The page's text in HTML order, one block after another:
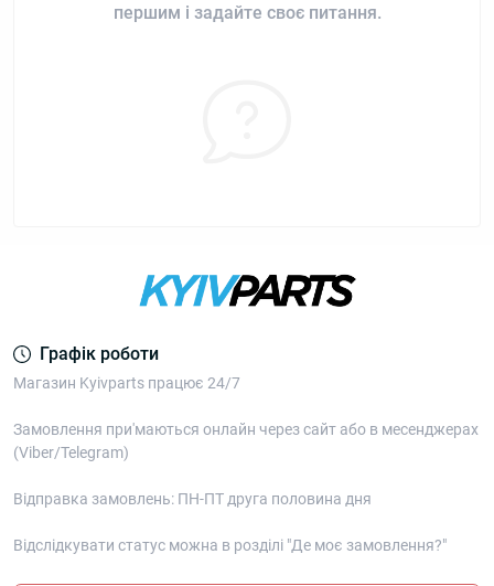
першим і задайте своє питання.
Графік роботи
Магазин Kyivparts працює 24/7
Замовлення при'маються онлайн через сайт або в месенджерах
(Viber/Telegram)
Відправка замовлень: ПН-ПТ друга половина дня
Відслідкувати статус можна в розділі "Де моє замовлення?"